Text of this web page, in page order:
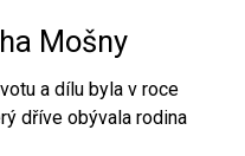
Mošny
a dílu byla v roce
dříve obývala rodina